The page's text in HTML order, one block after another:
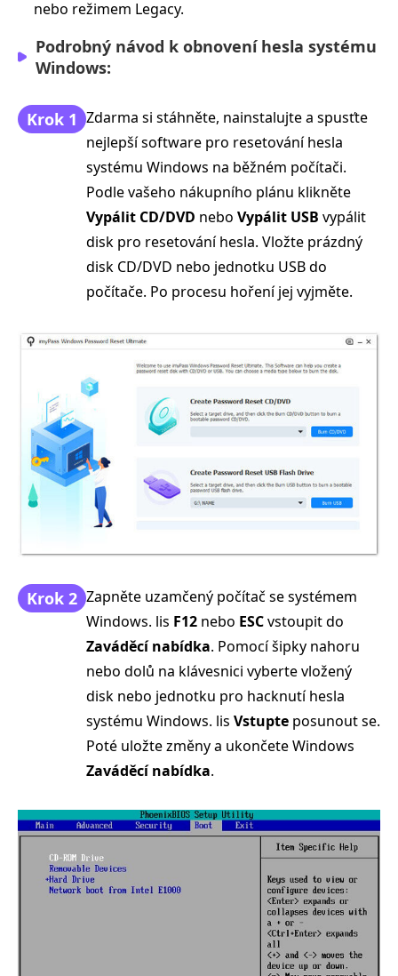
nebo režimem Legacy.
Podrobný návod k obnovení hesla systému
Windows:
Krok 1 Zdarma si stáhněte, nainstalujte a spusťte
nejlepší software pro resetování hesla
systému Windows na běžném počítači.
Podle vašeho nákupního plánu klikněte
Vypálit CD/DVD nebo Vypálit USB vypálit
disk pro resetování hesla. Vložte prázdný
disk CD/DVD nebo jednotku USB do
počítače. Po procesu hoření jej vyjměte.
Krok 2 Zapněte uzamčený počítač se systémem
Windows. lis F12 nebo ESCvstoupit do
Zaváděcí nabídka. Pomocí šipky nahoru
nebo dolů na klávesnici vyberte vložený
disk nebo jednotku pro hacknutí hesla
systému Windows. lis Vstupte posunout se.
Poté uložte změny a ukončete Windows
Zaváděcí nabídka.